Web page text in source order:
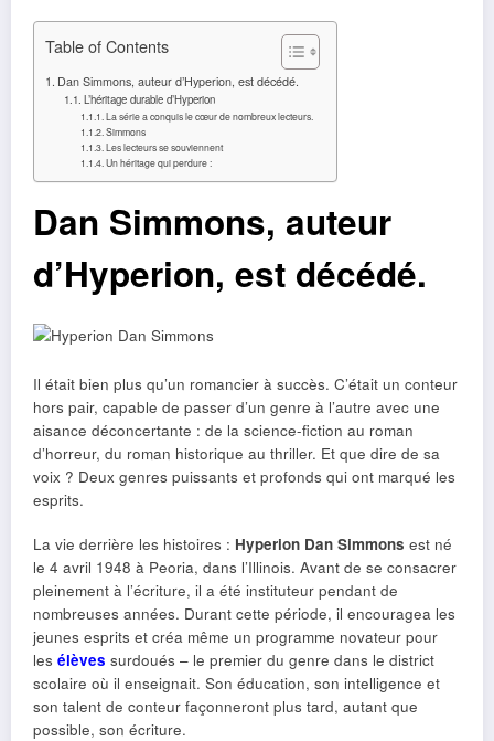
Table of Contents
Dan Simmons, auteur d’Hyperion, est décédé.
L’héritage durable d’Hyperion
La série a conquis le cœur de nombreux lecteurs.
Simmons
Les lecteurs se souviennent
Un héritage qui perdure :
Dan Simmons, auteur
d’Hyperion, est décédé.
Il était bien plus qu’un romancier à succès. C’était un conteur
hors pair, capable de passer d’un genre à l’autre avec une
aisance déconcertante : de la science-fiction au roman
d’horreur, du roman historique au thriller. Et que dire de sa
voix ? Deux genres puissants et profonds qui ont marqué les
esprits.
La vie derrière les histoires : Hyperion Dan Simmons est né
le 4 avril 1948 à Peoria, dans l’Illinois. Avant de se consacrer
pleinement à l’écriture, il a été instituteur pendant de
nombreuses années. Durant cette période, il encouragea les
jeunes esprits et créa même un programme novateur pour
les élèves surdoués – le premier du genre dans le district
scolaire où il enseignait. Son éducation, son intelligence et
son talent de conteur façonneront plus tard, autant que
possible, son écriture.